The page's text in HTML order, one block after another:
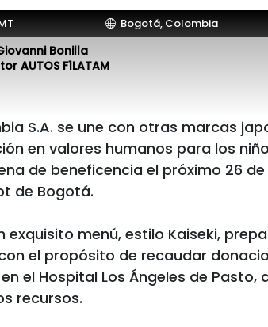
Bogotá, Colombia
Bonilla
AUTOS F1LATAM
S.A. se une con otras marcas
en valores humanos para los
de beneficencia el próximo 26 de
de Bogotá.
exquisito menú, estilo Kaiseki,
el propósito de recaudar
el Hospital Los Ángeles de Pasto,
recursos.